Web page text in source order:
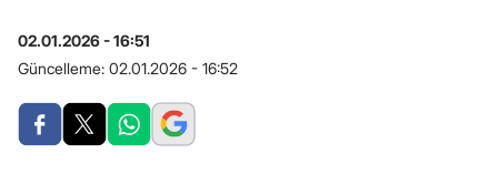
02.01.2026 - 16:51
Güncelleme: 02.01.2026 - 16:52